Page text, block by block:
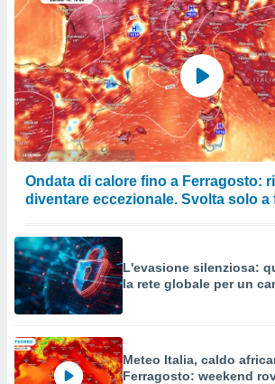
Ondata di calore fino a Ferragosto:
diventare eccezionale. Svolta solo a
L'evasione silenziosa:
la rete globale per un
Meteo Italia, caldo
Ferragosto: weekend